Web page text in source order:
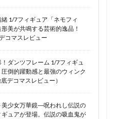
1/7フィギュア「ネモフィ
美が共鳴する芸術的逸品！
コマスレビュー
！ダンツフレーム 1/7フィギュ
倒的躍動感と最強のウィンク
デコマスレビュー）
美少女万華鏡―呪われし伝説の
ュアが登場。伝説の吸血鬼が